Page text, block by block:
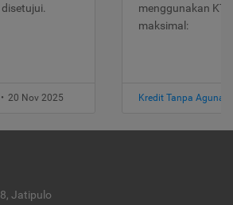
• 20 Nov 2025
menggunakan
maksimal:
Kredit Tanpa Agunan
Jatipulo